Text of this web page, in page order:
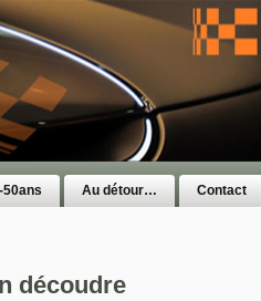
50ans Au détour… Contact
découdre